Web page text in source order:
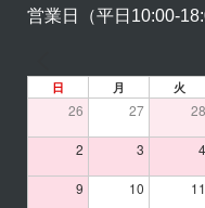
営業日（平日10:00-
日 月 火
26 27 28
2 3 4
9 10 11